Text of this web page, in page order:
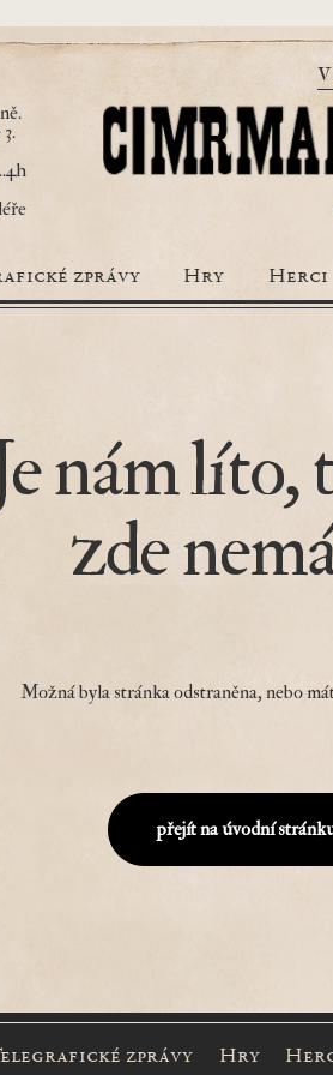
V
zprávy Hry Herci
nám líto,
zde
Možná byla stránka odstraněna, nebo
přejít na úvodní
zprávy Hry